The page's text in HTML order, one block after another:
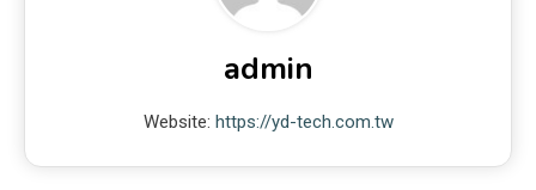
admin
Website: https://yd-tech.com.tw